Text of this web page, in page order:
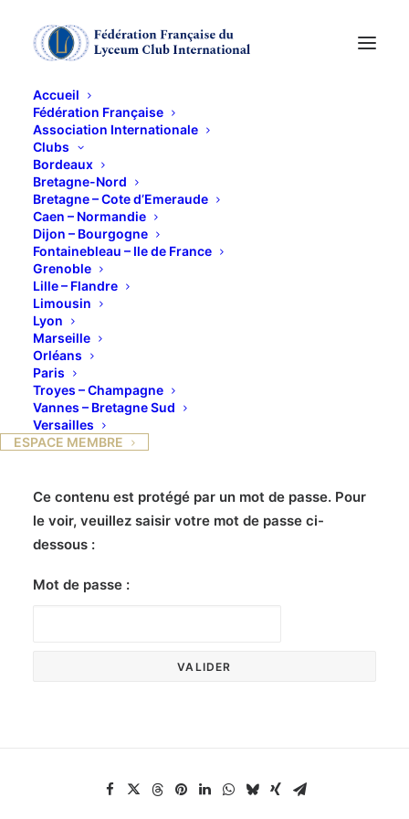
Accueil
Fédération Française
Association Internationale
Clubs
Bordeaux
Bretagne-Nord
Bretagne – Cote d’Emeraude
Caen – Normandie
Dijon – Bourgogne
Fontainebleau – Ile de France
Grenoble
Lille – Flandre
Limousin
Lyon
Marseille
Orléans
Paris
Troyes – Champagne
Vannes – Bretagne Sud
Versailles
ESPACE MEMBRE
Annie Ernaux et "La
Mémoire des
Traces"de Jeanne
Benameur chez
Ce contenu est protégé par un mot de passe. Pour
le voir, veuillez saisir votre mot de passe ci-
dessous :
Mot de passe :